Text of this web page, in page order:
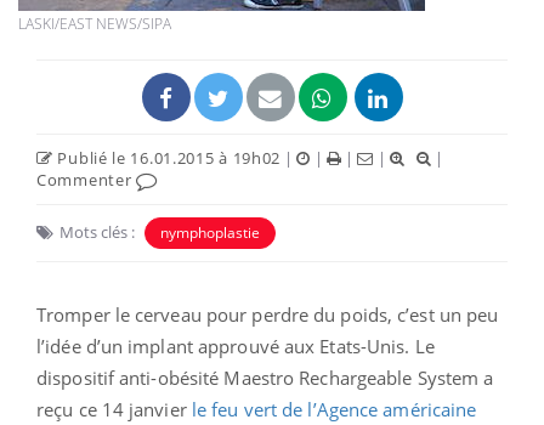
LASKI/EAST NEWS/SIPA
Publié le 16.01.2015 à 19h02 | | | |
|
Commenter
Mots clés : nymphoplastie
Tromper le cerveau pour perdre du poids, c’est un peu
l’idée d’un implant approuvé aux Etats-Unis. Le
dispositif anti-obésité Maestro Rechargeable System a
reçu ce 14 janvier le feu vert de l’Agence américaine